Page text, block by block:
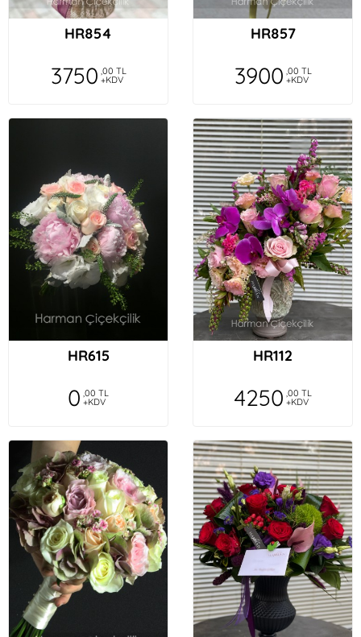
HR854
3750 ,00 TL
+KDV
HR857
3900 ,00 TL
+KDV
HR615
0 ,00 TL
+KDV
HR112
4250 ,00 TL
+KDV